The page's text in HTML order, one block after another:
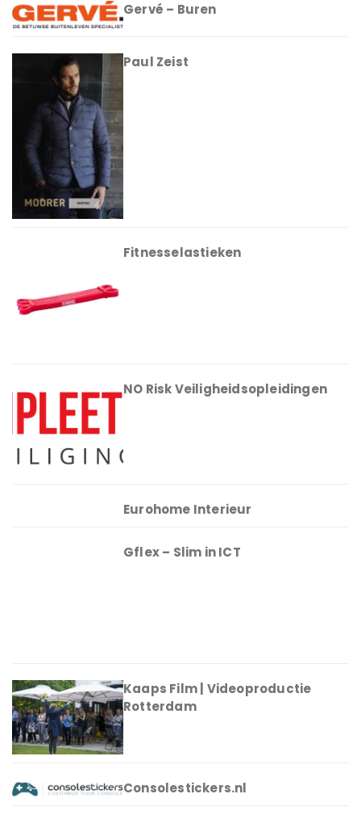
Gervé – Buren
Paul Zeist
Fitnesselastieken
NO Risk Veiligheidsopleidingen
Eurohome Interieur
Gflex – Slim in ICT
Kaaps Film | Videoproductie
Rotterdam
Consolestickers.nl